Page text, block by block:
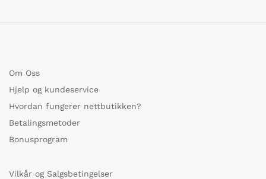
Om Oss
Hjelp og kundeservice
Hvordan fungerer nettbutikken?
Betalingsmetoder
Bonusprogram
Vilkår og Salgsbetingelser